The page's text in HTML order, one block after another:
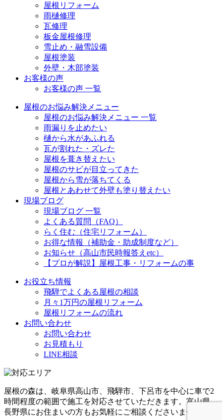
屋根リフォーム
雨樋修理
瓦修理
板金屋根修理
雪止め・融雪設備
屋根塗装
外壁・木部塗装
お客様の声
お客様の声 一覧
屋根のお悩み解決メニュー
屋根のお悩み解決メニュー 一覧
雨漏りを止めたい
樋から水があふれる
瓦が割れた・ズレた
屋根を葺き替えたい
屋根のサビが目立ってきた
屋根から雪が落ちてくる
屋根とあわせて外壁も塗り替えたい
現場ブログ
現場ブログ 一覧
よくある質問（FAQ）
らく住む（住宅リフォーム）
お得な情報（補助金・助成制度など）
お知らせ（高山市民時報答えetc）
【プロが解説】屋根工事・リフォームの事
お役立ち情報
飛騨でよくある屋根の相談
月々1万円の屋根リフォーム
屋根リフォームの流れ
お問い合わせ
お問い合わせ
お見積もり
LINE相談
屋根の森は、岐阜県高山市、飛騨市、下呂市を中心に車で2
時間程度の範囲で施工を対応させていただきます。富山県、
長野県にお住まいの方もお気軽にご相談くださいませ！